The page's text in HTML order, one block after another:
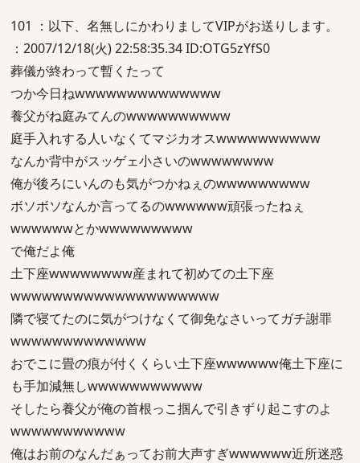
101 ：以下、名無しにかわりましてVIPがお送りします。
：2007/12/18(火) 22:58:35.34 ID:OTG5zYfS0
葬儀が終わって暫くたって
つか今日ねwwwwwwwwwwwwww
養父がね庭みてんのwwwwwwwwww
庭手入れする人いなくてマジカオスwwwwwwwwww
なんか背中がスッゲェ小さいのwwwwwwww
俺が後ろにいんのも気がつかねぇのwwwwwwwww
ボソボソなんか言ってるのwwwwww頑張ったねぇ
wwwwwwとかwwwwwwwww
で俺だよ俺
土下座wwwwwwww産まれて初めての土下座
wwwwwwwwwwwwwwwwwwww
隣で寝てたのに気がつけなくて御免なさいってガチ謝罪
wwwwwwwwwwwww
おでこに畳の痕が付くくらい土下座wwwwww俺土下座に
も手加減無しwwwwwwwwwww
そしたら養父が俺の首根っこ掴んで引きずり起こすのよ
wwwwwwwwwww
俺はお前のなんだぁってお前大声すぎwwwwww近所迷惑